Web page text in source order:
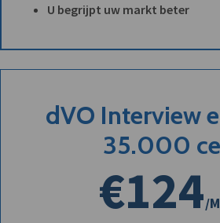
U begrijpt uw markt beter
dVO Interview
35.000
€124/